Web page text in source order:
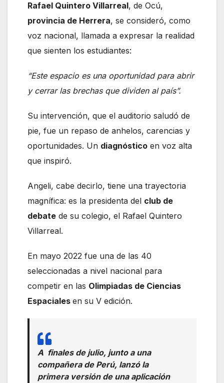
Rafael Quintero Villarreal, de Ocú,
provincia de Herrera, se consideró, como
voz nacional, llamada a expresar la realidad
que sienten los estudiantes:
“Este espacio es una oportunidad para abrir
y cerrar las brechas que dividen al país”.
Su intervención, que el auditorio saludó de
pie, fue un repaso de anhelos, carencias y
oportunidades. Un diagnóstico en voz alta
que inspiró.
Angeli, cabe decirlo, tiene una trayectoria
magnífica: es la presidenta del club de
debate de su colegio, el Rafael Quintero
Villarreal.
En mayo 2022 fue una de las 40
seleccionadas a nivel nacional para
competir en las Olimpiadas de Ciencias
Espaciales en su V edición.
A finales de julio, junto a una
compañera de Perú, lanzó la
primera versión de una aplicación